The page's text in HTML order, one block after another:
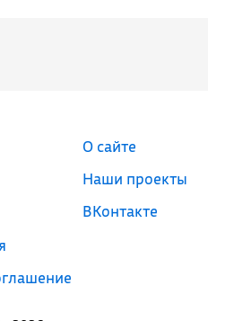
О сайте
Наши проекты
ВКонтакте